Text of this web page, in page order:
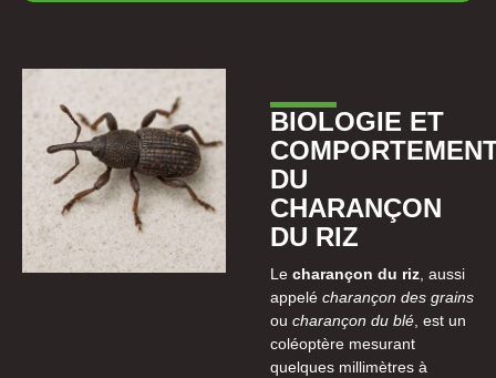
BIOLOGIE ET
DU
CHARANÇON
DU RIZ
Le charançon du riz , aussi
appelé charançon des grains
ou charançon du blé , est un
coléoptère mesurant
quelques millimètres à